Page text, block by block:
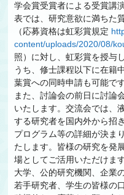
学会賞受賞者による受賞講
表では、研究意欲に満ちた
（応募資格は虹彩賞規定
content/uploads/2020/08/
照）に対し、虹彩賞を授与
うち、修士課程以下に在籍
葉賞への同時申請も可能です
また、討論会の前日に討論
いたします。交流会では、
する研究者を国内外から招
プログラム等の詳細が決ま
たします。皆様の研究を発
場としてご活用いただけま
大学、公的研究機関、企業
若手研究者、学生の皆様の